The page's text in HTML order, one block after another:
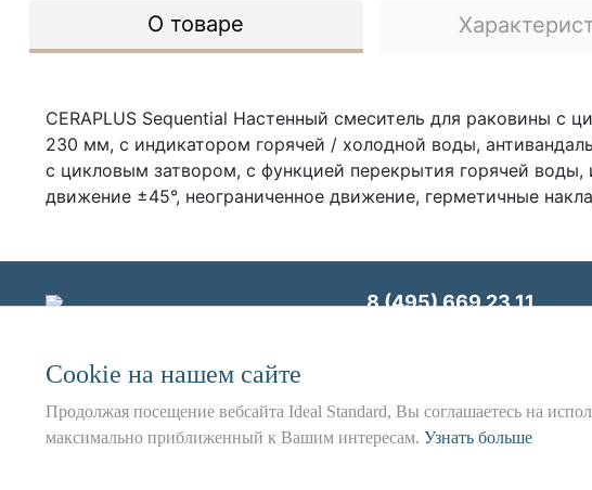
О товаре
CERAPLUS Sequential Настенный смеситель для раковины с
230 мм, с индикатором горячей / холодной воды,
с цикловым затвором, с функцией перекрытия горячей
движение ±45°, неограниченное движение, герметичные
8 (495) 669 23 11
Юр.
Использование данного сайта является
Сookie на нашем сайте
Продолжая посещение вебсайта Ideal Standard, Вы соглашаетесь на
максимально приближенный к Вашим интересам. Узнать больше